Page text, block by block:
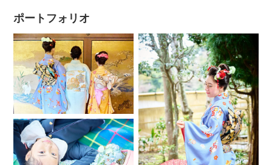
されたものとして認識し対応させて頂きます。
お読み下さった後、最初に【質問する】からメッセージをお
願い致します。
その際に、
❇︎依頼者様お名前
❇︎撮影内容(お誕生日、七五三、お宮参り、成人式、家族写
真、カップル、友達、プロフィールなど)
❇︎撮影される方々の人数構成と間柄
祖父母叔父叔母のご参加の場合は父方母方どちら側かもご明
記お願い致します。
ポートフォリオ